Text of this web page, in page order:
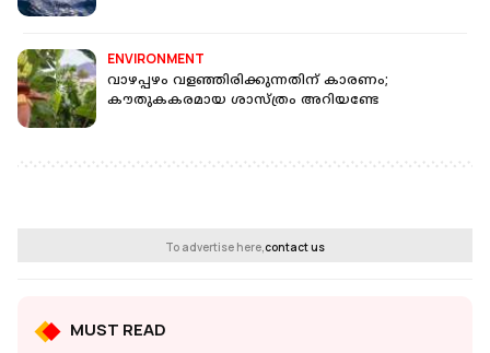
ENVIRONMENT
വാഴപ്പഴം വളഞ്ഞിരിക്കുന്നതിന് കാരണം;
കൗതുകകരമായ ശാസ്ത്രം അറിയണ്ടേ
To advertise here,contact us
MUST READ